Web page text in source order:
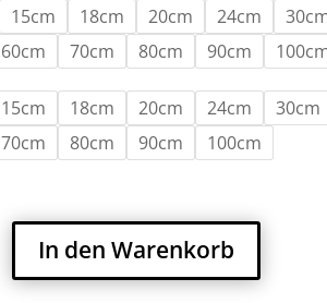
15cm 18cm 20cm 24cm
60cm 70cm 80cm 90cm
15cm 18cm 20cm 24cm 30cm
70cm 80cm 90cm 100cm
In den Warenkorb